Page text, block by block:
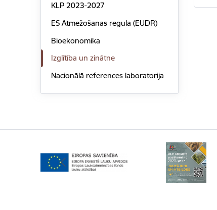
KLP 2023-2027
ES Atmežošanas regula (EUDR)
Bioekonomika
Izglītība un zinātne
Nacionālā references laboratorija